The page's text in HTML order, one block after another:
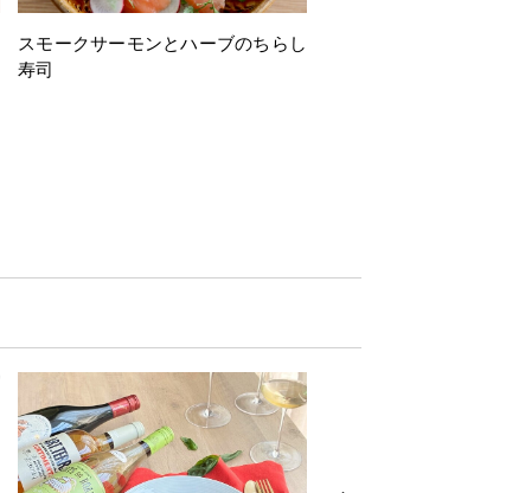
スモークサーモンとハーブのちらし
寿司